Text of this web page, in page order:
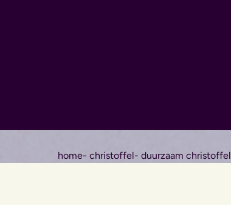
home- christoffel- duurzaam christoffel